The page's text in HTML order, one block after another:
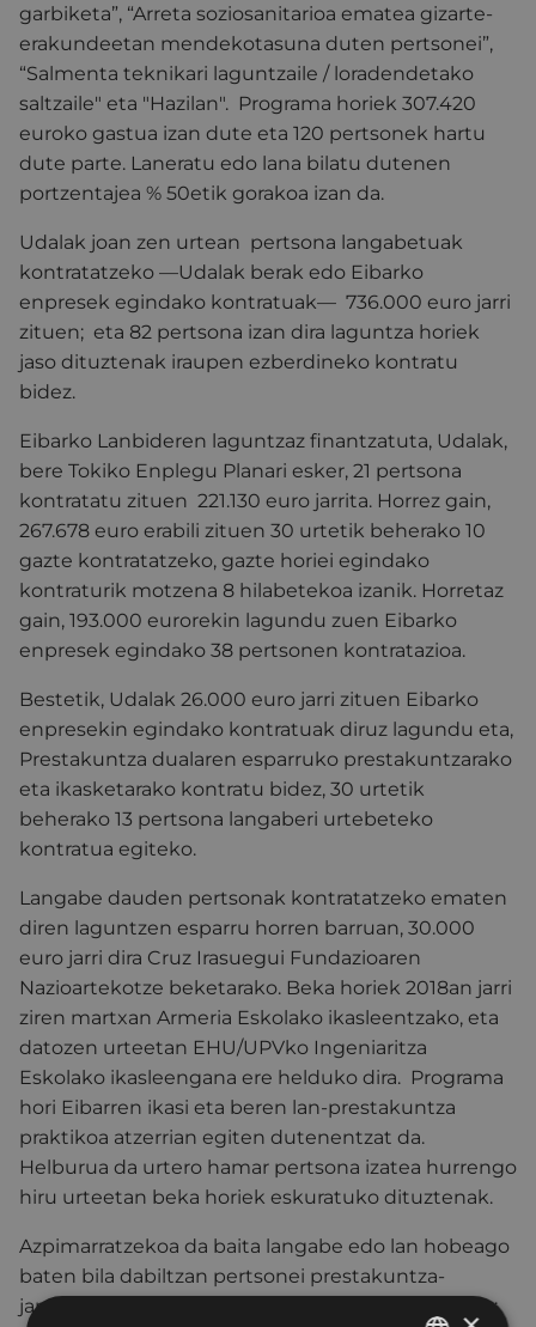
garbiketa”, “Arreta soziosanitarioa ematea gizarte-
erakundeetan mendekotasuna duten pertsonei”,
“Salmenta teknikari laguntzaile / loradendetako
saltzaile" eta "Hazilan". Programa horiek 307.420
euroko gastua izan dute eta 120 pertsonek hartu
dute parte. Laneratu edo lana bilatu dutenen
portzentajea % 50etik gorakoa izan da.
Udalak joan zen urtean pertsona langabetuak
kontratatzeko —Udalak berak edo Eibarko
enpresek egindako kontratuak— 736.000 euro jarri
zituen; eta 82 pertsona izan dira laguntza horiek
jaso dituztenak iraupen ezberdineko kontratu
bidez.
Eibarko Lanbideren laguntzaz finantzatuta, Udalak,
bere Tokiko Enplegu Planari esker, 21 pertsona
kontratatu zituen 221.130 euro jarrita. Horrez gain,
267.678 euro erabili zituen 30 urtetik beherako 10
gazte kontratatzeko, gazte horiei egindako
kontraturik motzena 8 hilabetekoa izanik. Horretaz
gain, 193.000 eurorekin lagundu zuen Eibarko
enpresek egindako 38 pertsonen kontratazioa.
Bestetik, Udalak 26.000 euro jarri zituen Eibarko
enpresekin egindako kontratuak diruz lagundu eta,
Prestakuntza dualaren esparruko prestakuntzarako
eta ikasketarako kontratu bidez, 30 urtetik
beherako 13 pertsona langaberi urtebeteko
kontratua egiteko.
Langabe dauden pertsonak kontratatzeko ematen
diren laguntzen esparru horren barruan, 30.000
euro jarri dira Cruz Irasuegui Fundazioaren
Nazioartekotze beketarako. Beka horiek 2018an jarri
ziren martxan Armeria Eskolako ikasleentzako, eta
datozen urteetan EHU/UPVko Ingeniaritza
Eskolako ikasleengana ere helduko dira. Programa
hori Eibarren ikasi eta beren lan-prestakuntza
praktikoa atzerrian egiten dutenentzat da.
Helburua da urtero hamar pertsona izatea hurrengo
hiru urteetan beka horiek eskuratuko dituztenak.
Azpimarratzekoa da baita langabe edo lan hobeago
baten bila dabiltzan pertsonei prestakuntza-
jarduerak egiteko ematen zaien diru-laguntza ere: